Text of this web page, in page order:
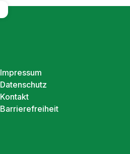
Impressum
Datenschutz
Kontakt
Barrierefreiheit